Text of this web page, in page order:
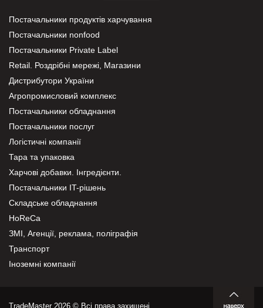
Постачальники продуктів харчування
Постачальники nonfood
Постачальники Private Label
Retail. Роздрібні мережі, Магазини
Дистрибутори України
Агропромисловий комплекс
Постачальники обладнання
Постачальники послуг
Логістичні компанії
Тара та упаковка
Харчові добавки. Інгредієнти.
Постачальники IT-рішень
Складське обладнання
HoReCa
ЗМІ, Агенції, реклама, поліграфія
Транспорт
Іноземні компанії
TradeMaster 2026 © Всі права захищені.